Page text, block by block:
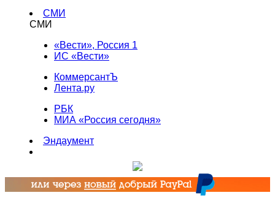
СМИ
СМИ
«Вести», Россия 1
ИС «Вести»
КоммерсантЪ
Лента.ру
РБК
МИА «Россия сегодня»
Эндаумент